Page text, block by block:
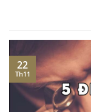
22
Th11